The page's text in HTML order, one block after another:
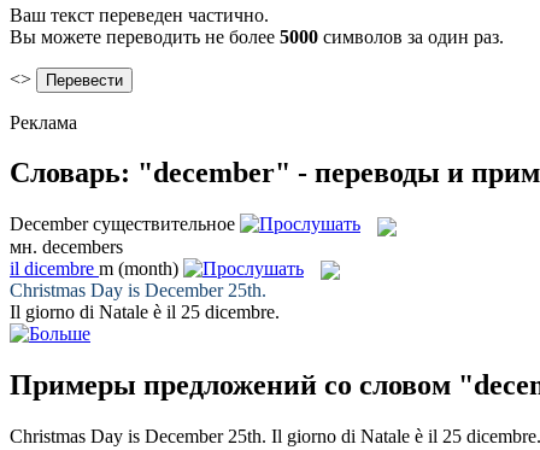
Ваш текст переведен частично.
Вы можете переводить не более 5000 символов за один раз.
<>
Реклама
Словарь: "december" - переводы и
December существительное
мн. decembers
il dicembre m (month)
Christmas Day is December25th.
Il giorno di Natale è il 25 dicembre.
Примеры предложений со словом
Christmas Day is December25th. Il giorno di Natale è il 25 dicembre.